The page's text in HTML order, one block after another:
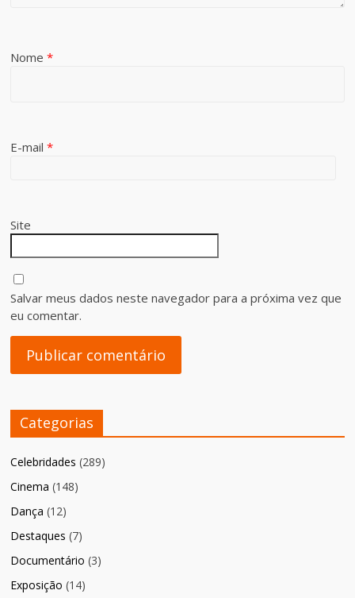
Nome*
E-mail*
Site
Salvar meus dados neste navegador para a próxima vez que
eu comentar.
Categorias
Celebridades (289)
Cinema (148)
Dança (12)
Destaques (7)
Documentário (3)
Exposição (14)